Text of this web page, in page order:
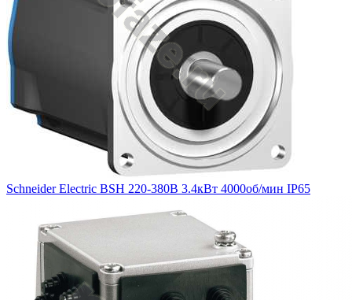
Schneider Electric BSH 220-380В 3.4кВт 4000об/мин IP65